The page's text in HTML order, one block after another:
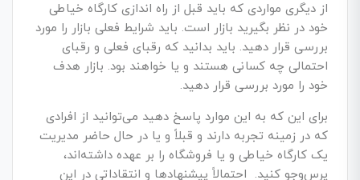
از دیگری مواردی که باید قبل از راه اندازی کارگاه خیاطی
خود در نظر بگیرید بازار است. باید شرایط فعلی بازار را مورد
بررسی قرار دهید. باید بدانید که رقبای فعلی و رقبای
احتمالی چه کسانی هستند و یا خواهند بود. بازار هدف
خود را مورد بررسی قرار دهید.
برای این که به این موارد پاسخ دهید می‌توانید از افرادی
که در زمینه تجربه دارند و قبلاً و یا در حال حاضر مدیریت
یک کارگاه خیاطی و یا فروشگاه را بر عهده داشته‌اند،
پرس‌وجو کنید. احتمالاً پیشنهادها و انتقاداتی در این